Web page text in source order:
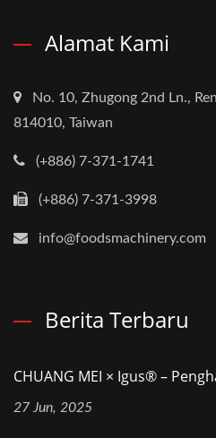
Alamat Kami
No. 10, Zhugong 2nd Ln.,
814010, Taiwan
(+886) 7-371-1741
(+886) 7-371-3998
info@foodsmachinery.com
Berita Terbaru
CHUANG MEI × Igus® –
27 Jun, 2025